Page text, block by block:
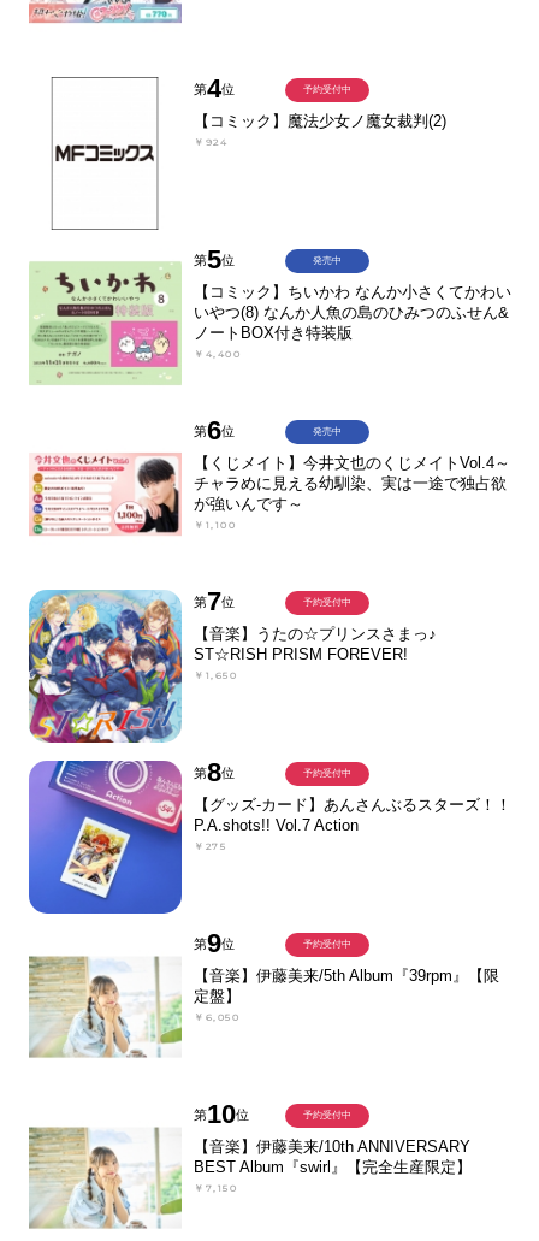
第4位
【コミック】魔法少女ノ魔女裁判(2)
￥924
予約受付中
第5位
【コミック】ちいかわ なんか小さくてかわい
いやつ(8) なんか人魚の島のひみつのふせん&
ノートBOX付き特装版
￥4,400
発売中
第6位
【くじメイト】今井文也のくじメイトVol.4～
チャラめに見える幼馴染、実は一途で独占欲
が強いんです～
￥1,100
発売中
第7位
【音楽】うたの☆プリンスさまっ♪
ST☆RISH PRISM FOREVER!
￥1,650
予約受付中
第8位
【グッズ-カード】あんさんぶるスターズ！！
P.A.shots!! Vol.7 Action
￥275
予約受付中
第9位
【音楽】伊藤美来/5th Album『39rpm』【限
定盤】
￥6,050
予約受付中
第10位
【音楽】伊藤美来/10th ANNIVERSARY
BEST Album『swirl』【完全生産限定】
￥7,150
予約受付中